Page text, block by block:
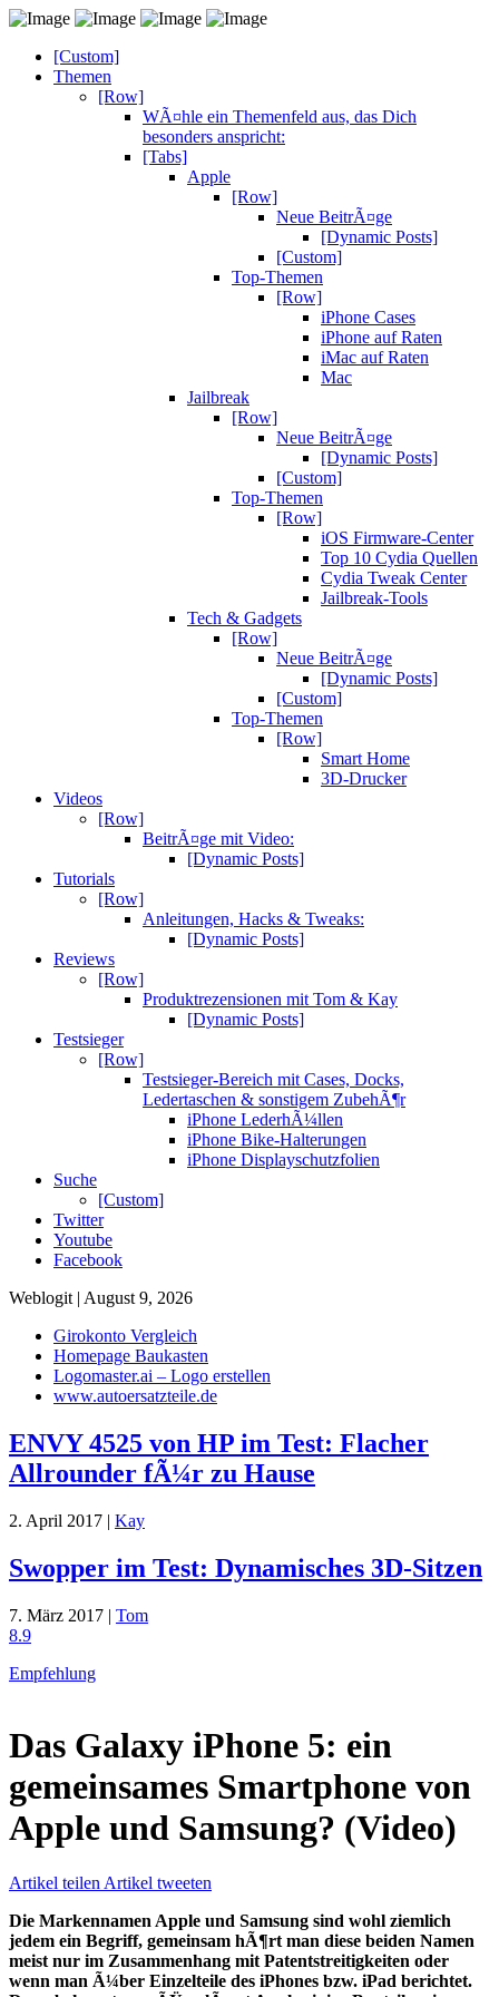
[Custom]
Themen
[Row]
WÃ¤hle ein Themenfeld aus, das Dich
besonders anspricht:
[Tabs]
Apple
[Row]
Neue BeitrÃ¤ge
[Dynamic Posts]
[Custom]
Top-Themen
[Row]
iPhone Cases
iPhone auf Raten
iMac auf Raten
Mac
Jailbreak
[Row]
Neue BeitrÃ¤ge
[Dynamic Posts]
[Custom]
Top-Themen
[Row]
iOS Firmware-Center
Top 10 Cydia Quellen
Cydia Tweak Center
Jailbreak-Tools
Tech & Gadgets
[Row]
Neue BeitrÃ¤ge
[Dynamic Posts]
[Custom]
Top-Themen
[Row]
Smart Home
3D-Drucker
Videos
[Row]
BeitrÃ¤ge mit Video:
[Dynamic Posts]
Tutorials
[Row]
Anleitungen, Hacks & Tweaks:
[Dynamic Posts]
Reviews
[Row]
Produktrezensionen mit Tom & Kay
[Dynamic Posts]
Testsieger
[Row]
Testsieger-Bereich mit Cases, Docks,
Ledertaschen & sonstigem ZubehÃ¶r
iPhone LederhÃ¼llen
iPhone Bike-Halterungen
iPhone Displayschutzfolien
Suche
[Custom]
Twitter
Youtube
Facebook
Weblogit | August 9, 2026
Girokonto Vergleich
Homepage Baukasten
Logomaster.ai – Logo erstellen
www.autoersatzteile.de
ENVY 4525 von HP im Test: Flacher
Allrounder fÃ¼r zu Hause
2. April 2017 | Kay
Swopper im Test: Dynamisches 3D-Sitzen
7. März 2017 | Tom
8.9
Empfehlung
Das Galaxy iPhone 5: ein
gemeinsames Smartphone von
Apple und Samsung? (Video)
Artikel teilen Artikel tweeten
Die Markennamen Apple und Samsung sind wohl ziemlich
jedem ein Begriff, gemeinsam hÃ¶rt man diese beiden Namen
meist nur im Zusammenhang mit Patentstreitigkeiten oder
wenn man Ã¼ber Einzelteile des iPhones bzw. iPad berichtet.